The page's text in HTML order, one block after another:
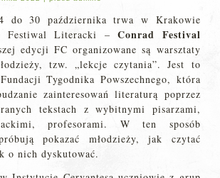
do 30 października trwa w Krakowie
Festiwal Literacki –Conrad Festival
edycji FC organizowane są warsztaty
tzw. „lekcje czytania”. Jest to
Tygodnika Powszechnego, która
zainteresowań literaturą poprzez
tekstach z wybitnymi pisarzami,
profesorami. W ten sposób
pokazać młodzieży, jak czytać
o nich dyskutować.